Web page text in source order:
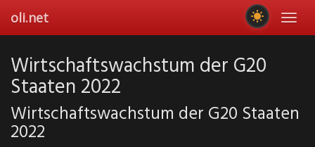
main
oli.net
Wirtschaftswachstum der G20
Staaten 2022
Wirtschaftswachstum der G20 Staaten
2022